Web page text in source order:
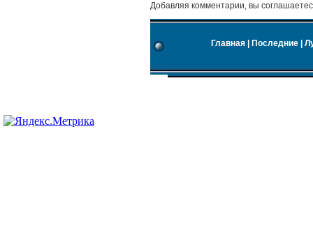
Добавляя комментарии, вы
Главная Последние